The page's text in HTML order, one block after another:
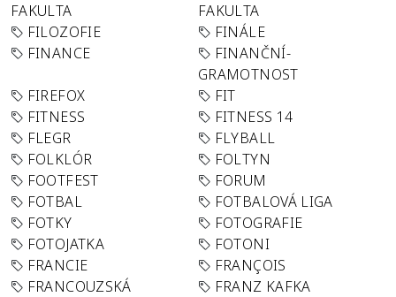
FAKULTA
FAKULTA
FILOZOFIE
FINÁLE
FINANCE
FINANČNÍ-
GRAMOTNOST
FIREFOX
FIT
FITNESS
FITNESS 14
FLEGR
FLYBALL
FOLKLÓR
FOLTYN
FOOTFEST
FORUM
FOTBAL
FOTBALOVÁ LIGA
FOTKY
FOTOGRAFIE
FOTOJATKA
FOTONI
FRANCIE
FRANÇOIS
FRANCOUZSKÁ
FRANZ KAFKA